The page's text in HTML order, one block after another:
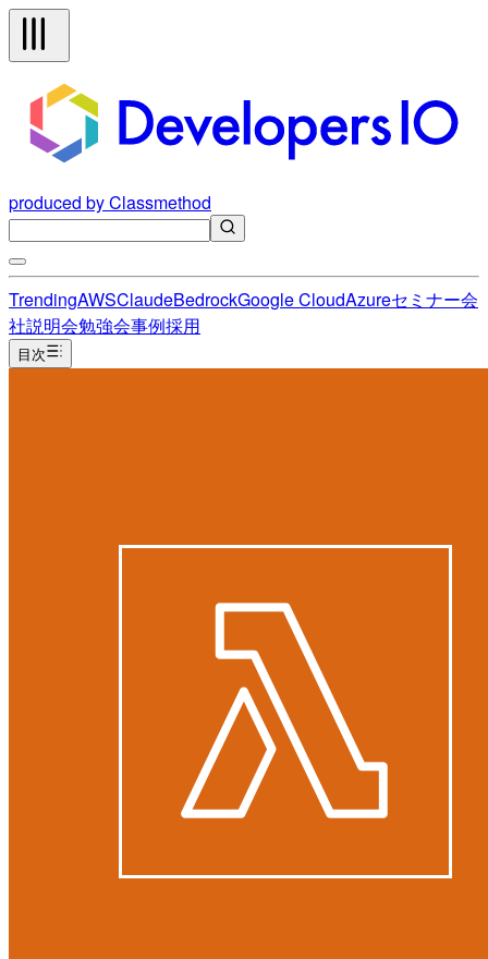
produced by Classmethod
TrendingAWSClaudeBedrockGoogle CloudAzureセミナー会
社説明会勉強会事例採用
目次